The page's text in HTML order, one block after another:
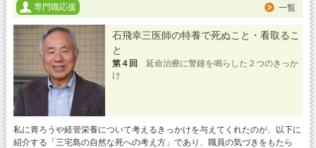
専門職応援 一覧
石飛幸三医師の特養で死ぬこと・看取るこ
と
第４回
延命治療に警鐘を鳴らした２つのきっか
け
私に胃ろうや経管栄養について考えるきっかけを与えてくれたのが、以下に
紹介する「三宅島の自然な死への考え方」であり、職員の気づきをもたら